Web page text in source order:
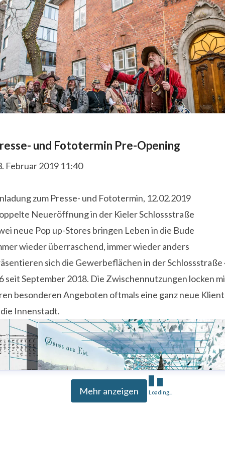
und Fototermin Pre-Opening
Februar 2019 11:40
zum Presse- und Fototermin, 12.02.2019
Neueröffnung in der Kieler Schlossstraße
neue Pop up-Stores bringen Leben in die Bude
wieder überraschend, immer wieder anders
sich die Gewerbeflächen in der Schlossstraße
seit September 2018. Die Zwischennutzungen locken
besonderen Angeboten oftmals eine ganz neue
Innenstadt.
Mehr anzeigen Loading...